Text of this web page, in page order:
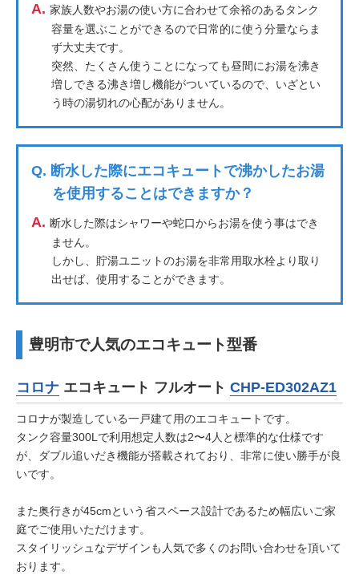
A. 家族人数やお湯の使い方に合わせて余裕のあるタンク
容量を選ぶことができるので日常的に使う分量ならま
ず大丈夫です。
突然、たくさん使うことになっても昼間にお湯を沸き
増しできる沸き増し機能がついているので、いざとい
う時の湯切れの心配がありません。
Q. 断水した際にエコキュートで沸かしたお湯
を使用することはできますか？
A. 断水した際はシャワーや蛇口からお湯を使う事はでき
ません。
しかし、貯湯ユニットのお湯を非常用取水栓より取り
出せば、使用することができます。
豊明市で人気のエコキュート型番
コロナ エコキュート フルオート CHP-ED302AZ1
コロナが製造している一戸建て用のエコキュートです。
タンク容量300Lで利用想定人数は2〜4人と標準的な仕様です
が、ダブル追いだき機能が搭載されており、非常に使い勝手が良
いです。
また奥行きが45cmという省スペース設計であるため幅広いご家
庭でご使用いただけます。
スタイリッシュなデザインも人気で多くのお問い合わせを頂いて
おります。